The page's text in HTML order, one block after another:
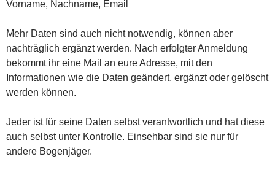
Vorname, Nachname, Email
Mehr Daten sind auch nicht notwendig, können aber
nachträglich ergänzt werden. Nach erfolgter Anmeldung
bekommt ihr eine Mail an eure Adresse, mit den
Informationen wie die Daten geändert, ergänzt oder gelöscht
werden können.
Jeder ist für seine Daten selbst verantwortlich und hat diese
auch selbst unter Kontrolle. Einsehbar sind sie nur für
andere Bogenjäger.